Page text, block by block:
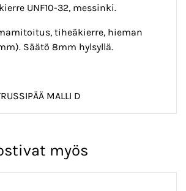
UNF10-32, messinki.
tiheäkierre, hieman
Säätö 8mm hylsyllä.
MALLI D
myös